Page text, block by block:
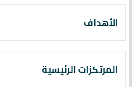
الأهداف
المرتكزات الرئيسية